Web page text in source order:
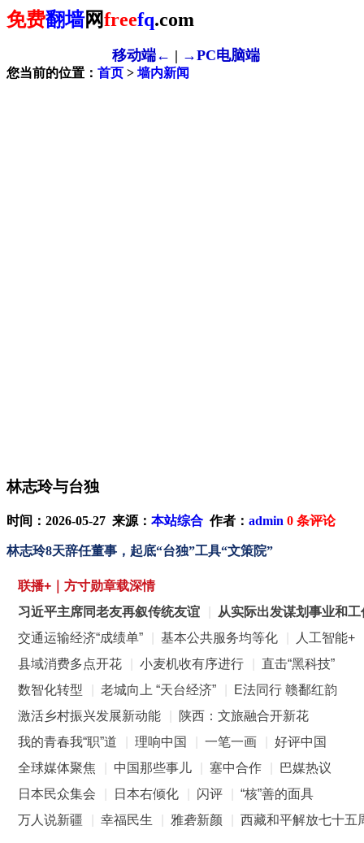
免费翻墙网freefq.com
移动端← | →PC电脑端
您当前的位置： 首页 > 墙内新闻
林志玲与台独
时间：2026-05-27 来源： 本站综合 作者： admin 0 条评论
林志玲8天辞任董事，起底“台独”工具“文策院”
联播+｜方寸勋章载深情
习近平主席同老友再叙传统友谊
从实际出发谋划事业和工
交通运输经济“成绩单”
基本公共服务均等化
人工智能+
县域消费多点开花
小麦机收有序进行
直击“黑科技”
数智化转型
老城向上 “天台经济”
E法同行 赣鄱红韵
激活乡村振兴发展新动能
陕西：文旅融合开新花
我的青春我“职”道
理响中国 一笔一画
好评中国
全球媒体聚焦
中国那些事儿 塞中合作
巴媒热议
日本民众集会
日本右倾化 闪评
“核”善的面具
万人说新疆
幸福民生 雅砻新颜 西藏和平解放七十五